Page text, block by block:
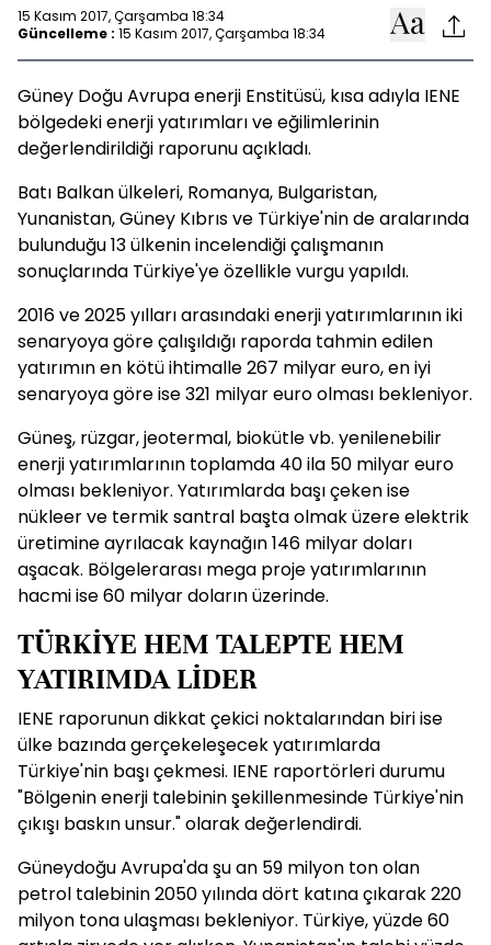
15 Kasım 2017, Çarşamba 18:34
Güncelleme : 15 Kasım 2017, Çarşamba 18:34
Güney Doğu Avrupa enerji Enstitüsü, kısa adıyla IENE
bölgedeki enerji yatırımları ve eğilimlerinin
değerlendirildiği raporunu açıkladı.
Batı Balkan ülkeleri, Romanya, Bulgaristan,
Yunanistan, Güney Kıbrıs ve Türkiye'nin de aralarında
bulunduğu 13 ülkenin incelendiği çalışmanın
sonuçlarında Türkiye'ye özellikle vurgu yapıldı.
2016 ve 2025 yılları arasındaki enerji yatırımlarının iki
senaryoya göre çalışıldığı raporda tahmin edilen
yatırımın en kötü ihtimalle 267 milyar euro, en iyi
senaryoya göre ise 321 milyar euro olması bekleniyor.
Güneş, rüzgar, jeotermal, biokütle vb. yenilenebilir
enerji yatırımlarının toplamda 40 ila 50 milyar euro
olması bekleniyor. Yatırımlarda başı çeken ise
nükleer ve termik santral başta olmak üzere elektrik
üretimine ayrılacak kaynağın 146 milyar doları
aşacak. Bölgelerarası mega proje yatırımlarının
hacmi ise 60 milyar doların üzerinde.
TÜRKİYE HEM TALEPTE HEM
YATIRIMDA LİDER
IENE raporunun dikkat çekici noktalarından biri ise
ülke bazında gerçekeleşecek yatırımlarda
Türkiye'nin başı çekmesi. IENE raportörleri durumu
"Bölgenin enerji talebinin şekillenmesinde Türkiye'nin
çıkışı baskın unsur." olarak değerlendirdi.
Güneydoğu Avrupa'da şu an 59 milyon ton olan
petrol talebinin 2050 yılında dört katına çıkarak 220
milyon tona ulaşması bekleniyor. Türkiye, yüzde 60